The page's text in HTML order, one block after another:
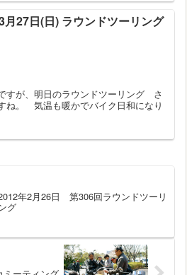
月27日(日) ラウンドツーリング
すが、明日のラウンドツーリング さ
ね。 気温も暖かでバイク日和になり
年2月26日 第306回ラウンドツーリ
グ